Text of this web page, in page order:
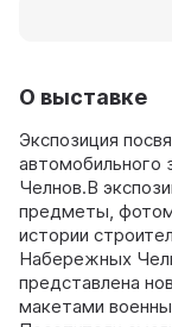
О выставке
Экспозиция
автомобильного
Челнов.В
предметы,
истории
Набережных
представлена
макетами